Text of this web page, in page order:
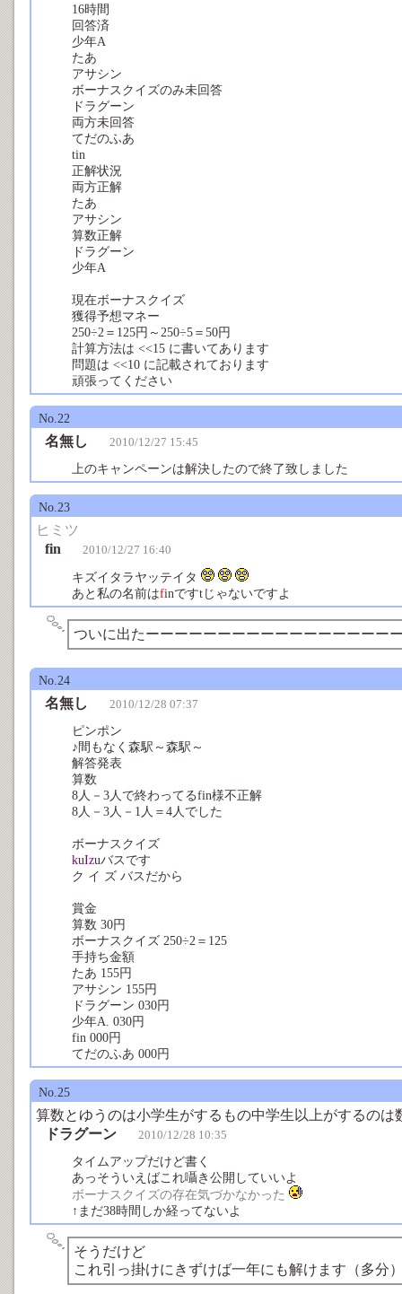
16時間
回答済
少年A
たあ
アサシン
ボーナスクイズのみ未回答
ドラグーン
両方未回答
てだのふあ
tin
正解状況
両方正解
たあ
アサシン
算数正解
ドラグーン
少年A
現在ボーナスクイズ
獲得予想マネー
250÷2＝125円～250÷5＝50円
計算方法は <<15 に書いてあります
問題は <<10 に記載されております
頑張ってください
No.22
名無し 2010/12/27 15:45
上のキャンペーンは解決したので終了致しました
No.23
ヒミツ
fin
2010/12/27 16:40
キズイタラヤッテイタ
あと私の名前はfinですtじゃないですよ
ついに出たーーーーーーーーーーーーーーーーー
No.24
名無し 2010/12/28 07:37
ピンポン
♪間もなく森駅～森駅～
解答発表
算数
8人－3人で終わってるfin様不正解
8人－3人－1人＝4人でした
ボーナスクイズ
kuIzuバスです
ク イ ズ バスだから
賞金
算数 30円
ボーナスクイズ 250÷2＝125
手持ち金額
たあ 155円
アサシン 155円
ドラグーン 030円
少年A. 030円
fin 000円
てだのふあ 000円
No.25
算数とゆうのは小学生がするもの中学生以上がするのは
ドラグーン
2010/12/28 10:35
タイムアップだけど書く
あっそういえばこれ囁き公開していいよ
ボーナスクイズの存在気づかなかった
↑まだ38時間しか経ってないよ
そうだけど
これ引っ掛けにきずけば一年にも解けます（多分